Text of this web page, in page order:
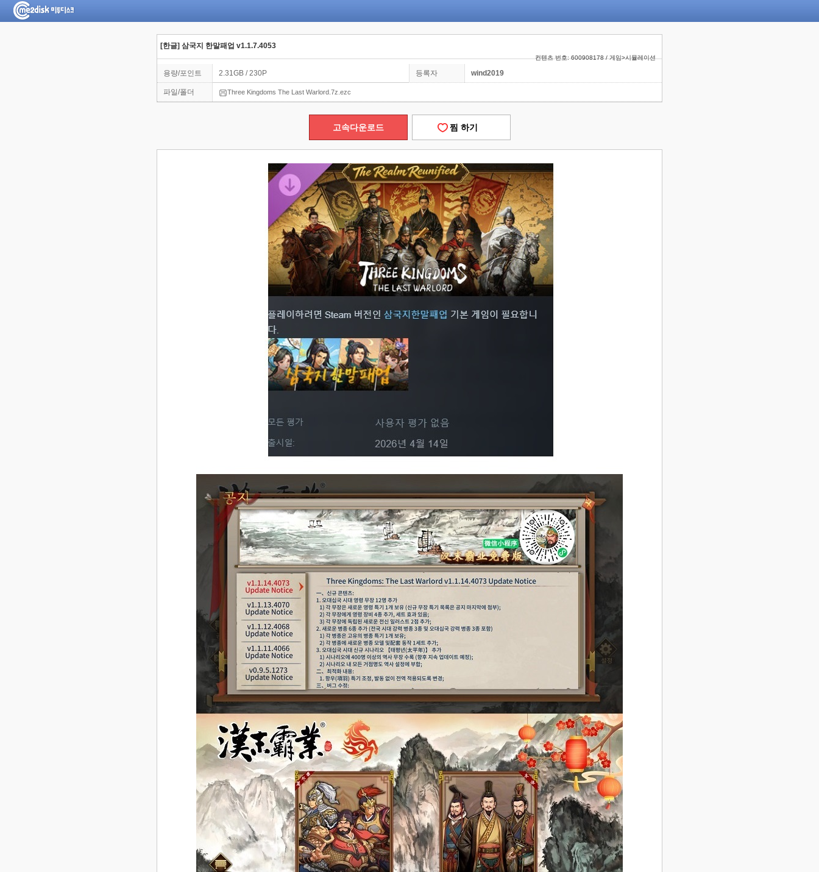
[한글] 삼국지 한말패업 v1.1.7.4053
컨텐츠 번호: 600908178 / 게임>시뮬레이션
용량/포인트 2.31GB / 230P 등록자 wind2019
파일/폴더 Three Kingdoms The Last Warlord.7z.ezc
고속다운로드 찜 하기